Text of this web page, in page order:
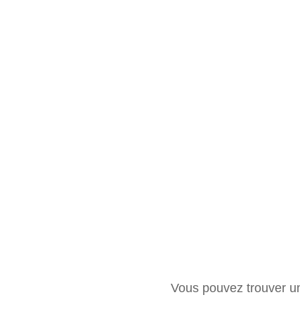
Vous pouvez trouver